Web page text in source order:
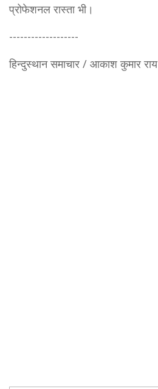
प्रोफेशनल रास्ता भी।
-------------------
हिन्दुस्थान समाचार / आकाश कुमार राय